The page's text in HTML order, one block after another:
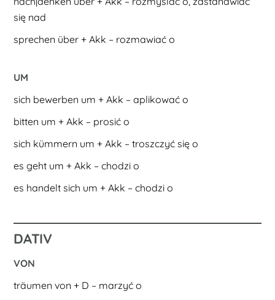
się nad
sprechen über + Akk – rozmawiać o
UM
sich bewerben um + Akk – aplikować o
bitten um + Akk – prosić o
sich kümmern um + Akk – troszczyć się o
es geht um + Akk – chodzi o
es handelt sich um + Akk – chodzi o
DATIV
VON
träumen von + D – marzyć o